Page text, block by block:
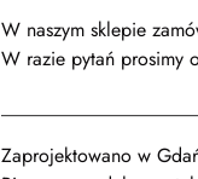
W naszym sklepie
W razie pytań prosimy
Zaprojektowano w